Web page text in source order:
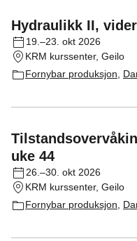
Hydraulikk II,
19.–23. okt 2026
KRM kurssenter, Geilo
Fornybar produksjon
uke 44
26.–30. okt 2026
KRM kurssenter, Geilo
Fornybar produksjon